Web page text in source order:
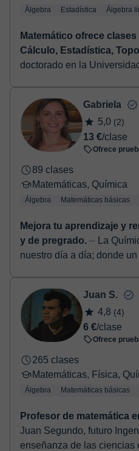
Álgebra Estadística Álgebra
Matemático ofrece
Cálculo, Estadística,
doctorado en la
Gabriela
5,0 (2)
13 €/clase
Ofrece
89 clases
Matemáticas, Química
Álgebra Matemáticas básicas
Mejora tu aprendizaje y
y de pregrado. ⏤ La Química está presente en
nuestro día a día; donde
Juan S.
4,8 (4)
6 €/clase
Ofrece
265 clases
Matemáticas, Física,
Álgebra Matemáticas básicas
Profesor de matemática
Juan Segundo, futuro
enseñanza de las ciencias exactas. Si